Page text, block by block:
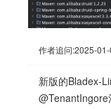
作者追问:2025-
新版的Bladex-
@TenantIngore